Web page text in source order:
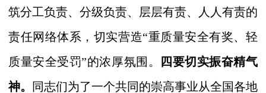
筑分工负责、分级负责、层层有责、人人有责的
责任网络体系，切实营造“重质量安全有奖、轻
质量安全受罚”的浓厚氛围 。
四要切实振奋精气
神。
同志们为了一个共同的崇高事业从全国各地